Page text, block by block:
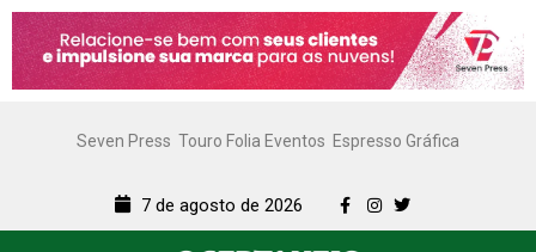
Seven Press Touro Folia Eventos Espresso Gráfica
7 de agosto de 2026